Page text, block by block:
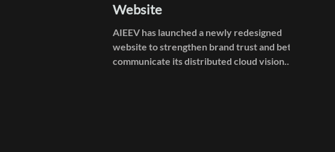
Website
AIEEV has launched a newly redesigned
website to strengthen brand trust and better
communicate its distributed cloud vision.